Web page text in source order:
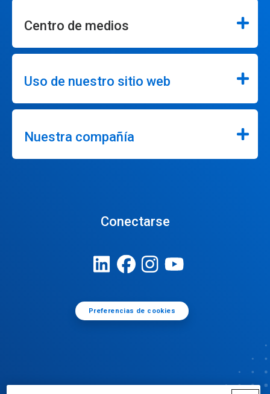
Centro de medios
Uso de nuestro sitio web
Nuestra compañía
Conectarse
Preferencias de cookies